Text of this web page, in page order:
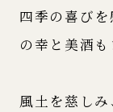
四季の喜び
の幸と美酒も
風土を慈し